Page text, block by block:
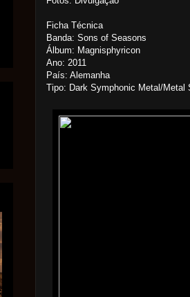
Ficha Técnica
Banda: Sons of Seasons
Álbum: Magnisphyricon
Ano: 2011
País: Alemanha
Tipo: Dark Symphonic Metal/Metal